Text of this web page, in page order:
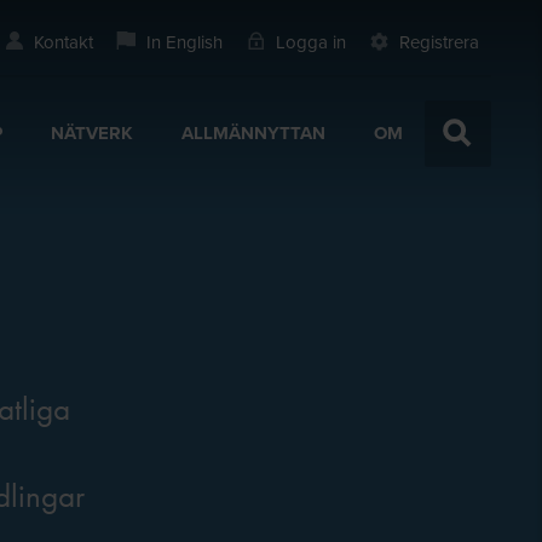
Kontakt In English Logga in Registrera
NÄTVERK ALLMÄNNYTTAN OM